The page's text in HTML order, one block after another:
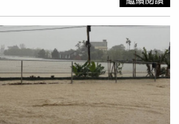
般旅客則可於6月3日起訂票。
後，男子竟對著她比「YA」，接著繼續
往下拉露出屁股，她覺得實在太噁心，
男子便移動到其他車廂。沒想到的是，
發文指出，她5月1日晚上搭乘
往銅鑼方向，發現一名男子先是向女
點要在哪」，接著坐在斜對面椅子上開
，女性乘客見狀立即通報1933，該名
狀態「硬挺挺」走向她們，女性乘客則
鐵路警察局獲報，迅速鎖定男子身分，